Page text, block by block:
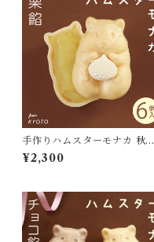
手作りハムスターモナカ 秋限
定（ ６個入・栗餡）
¥2,300